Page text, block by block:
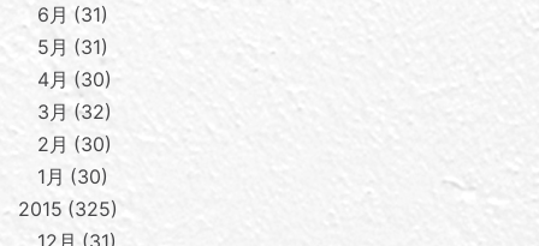
6月
31
5月
31
4月
30
3月 32
2月
30
1月
30
2015 325